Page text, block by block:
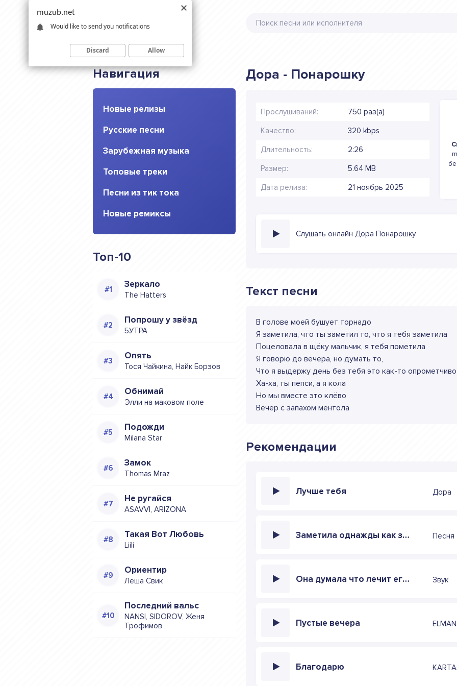
Навигация
Новые релизы
Русские песни
Зарубежная музыка
Топовые треки
Песни из тик тока
Новые ремиксы
Топ-10
Зеркало
The Hatters
Попрошу у звёзд
5УТРА
Опять
Тося Чайкина, Найк Борзов
Обнимай
Элли на маковом поле
Подожди
Milana Star
Замок
Thomas Mraz
Не ругайся
ASAVVI, ARIZONA
Такая Вот Любовь
Liili
Ориентир
Лёша Свик
Последний вальс
NANSI, SIDOROV, Женя
Трофимов
Дора - Понарошку
Прослушиваний: 750 раз(а)
Качество: 320 kbps
Длительность: 2:26
Размер: 5.64 MB
Дата релиза: 21 ноябрь 2025
Слушать онлайн Дора Понарошку
Текст песни
В голове моей бушует торнадо
Я заметила, что ты заметил то, что я тебя заметила
Поцеловала в щёку мальчик, я тебя пометила
Я говорю до вечера, но думать то,
Что я выдержу день без тебя это как-то опрометчиво
Ха-ха, ты пепси, а я кола
Но мы вместе это клёво
Вечер с запахом ментола
Рекомендации
Лучше тебя Дора
Заметила однажды как зимой кусты сирени (speed up) Песня
Она думала что лечит его и не заметила как влюбилась Звук
Пустые вечера
Благодарю
muzub.net
Would like to send you notifications
Discard Allow